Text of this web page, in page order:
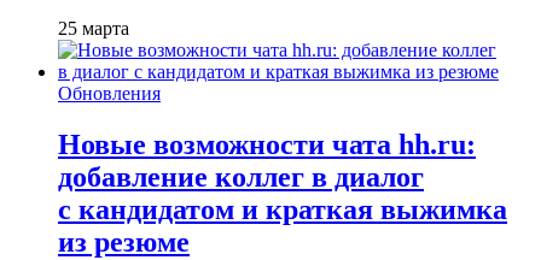
25 марта
Обновления
Новые возможности чата hh.ru:
добавление коллег в диалог
с кандидатом и краткая выжимка
из резюме